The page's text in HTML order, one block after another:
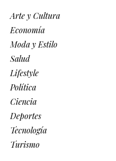
Arte y Cultura
Economía
Moda y Estilo
Salud
Lifestyle
Política
Ciencia
Deportes
Tecnología
Turismo